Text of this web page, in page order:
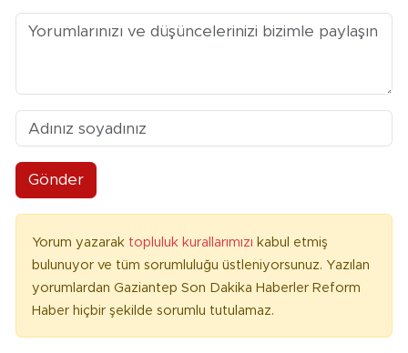
Gönder
Yorum yazarak topluluk kurallarımızı kabul etmiş
bulunuyor ve tüm sorumluluğu üstleniyorsunuz. Yazılan
yorumlardan Gaziantep Son Dakika Haberler Reform
Haber hiçbir şekilde sorumlu tutulamaz.